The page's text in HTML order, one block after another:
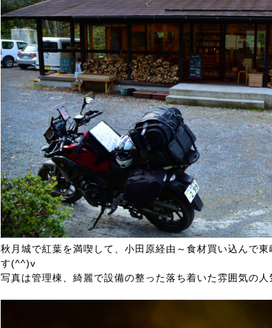
秋月城で紅葉を満喫して、小田原経由～食材買い込んで東
す(^^)v
写真は管理棟、綺麗で設備の整った落ち着いた雰囲気の